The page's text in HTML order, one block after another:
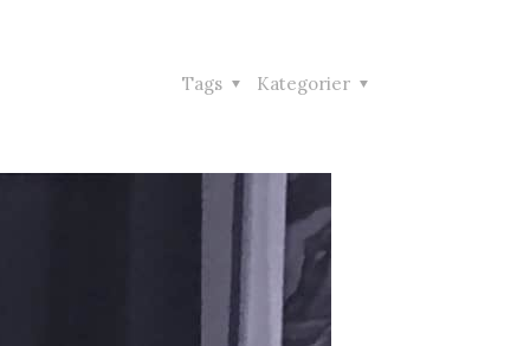
Kategorier
Tags